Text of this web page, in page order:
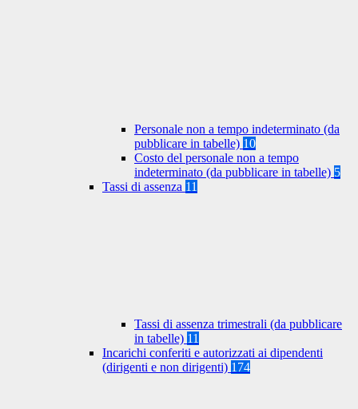
Personale non a tempo indeterminato (da
pubblicare in tabelle) 10
Costo del personale non a tempo
indeterminato (da pubblicare in tabelle) 5
Tassi di assenza 11
Tassi di assenza trimestrali (da pubblicare
in tabelle) 11
Incarichi conferiti e autorizzati ai dipendenti
(dirigenti e non dirigenti) 174